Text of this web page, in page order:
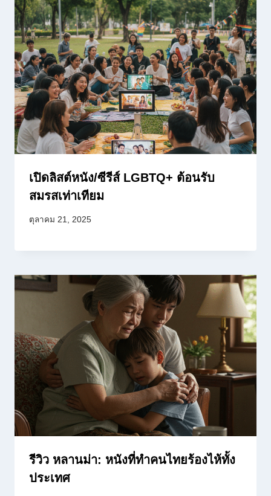
เปิดลิสต์หนัง/ซีรีส์ LGBTQ+ ต้อนรับ
สมรสเท่าเทียม
ตุลาคม 21, 2025
รีวิว หลานม่า: หนังที่ทำคนไทยร้องไห้ทั้ง
ประเทศ